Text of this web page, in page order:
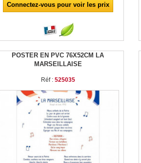
Connectez-vous pour voir les prix
POSTER EN PVC 76X52CM LA
MARSEILLAISE
Réf : 525035